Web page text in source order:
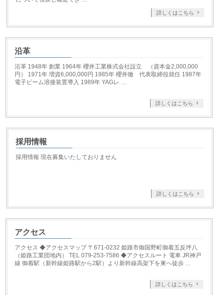
詳しくはこちら
沿革
沿革 1948年 創業 1964年 櫻井工業株式会社設立 （資本金2,000,000
円） 1971年 増資6,000,000円 1985年 櫻井徹 代表取締役就任 1987年
電子ビーム溶接装置導入 1989年 YAGレ …
詳しくはこちら
採用情報
採用情報 現在募集いたしておりません
詳しくはこちら
アクセス
アクセス ◆アクセスマップ 〒671-0232 姫路市御国野町御着五反坪八
（姫路工業団地内） TEL 079-253-7586 ◆アクセスルート 電車 JR神戸
線 御着駅（新幹線姫路駅から2駅）より新幹線高架下を東へ徒歩 …
詳しくはこちら